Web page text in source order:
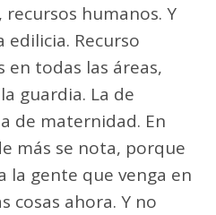
humanos. Y
Recurso
en todas las áreas,
guardia. La de
de maternidad. En
más se nota, porque
la gente que venga en
cosas ahora. Y no